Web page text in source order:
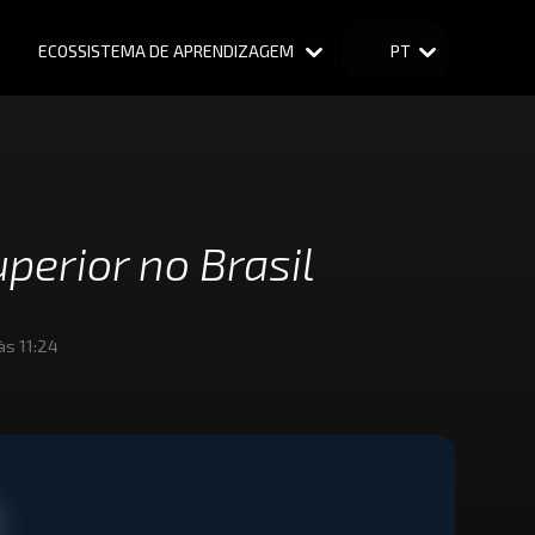
ECOSSISTEMA DE APRENDIZAGEM PT
no Brasil
11:24